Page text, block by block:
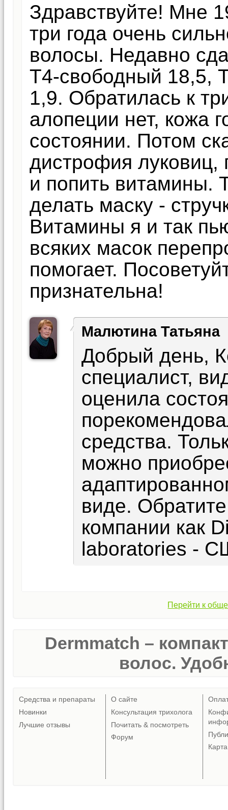
Здравствуйте! Мне
три года очень
волосы. Недавно
Т4-свободный 18,5,
1,9. Обратилась к
алопеции нет, кожа
состоянии. Потом
дистрофия
и попить витамины.
делать маску -
Витамины я и так
всяких масок
помогает.
признательна!
Малютина Татьяна
Добрый день,
специалист,
оценила
средства.
можно
виде.
компании как
laboratories -
Перейти к
Dermmatch –
волос.
Средства и препараты
Новинки
Лучшие отзывы
О сайте
Консультация трихолога
Почитать & посмотреть
Форум